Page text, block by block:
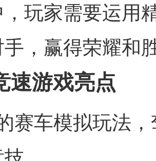
玩家需要运用
，赢得荣耀和
速游戏亮点
赛车模拟玩法